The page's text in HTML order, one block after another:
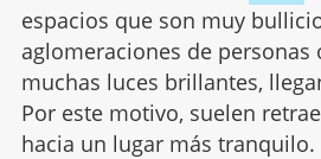
espacios que son muy
aglomeraciones de personas
muchas luces brillantes,
Por este motivo, suelen
hacia un lugar más tranquilo.